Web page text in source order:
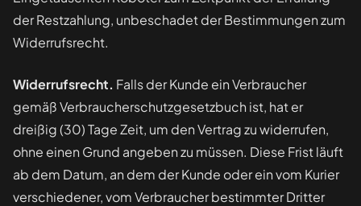
der Restzahlung, unbeschadet der Bestimmungen zum
Widerrufsrecht.
Widerrufsrecht. Falls der Kunde ein Verbraucher
gemäß Verbraucherschutzgesetzbuch ist, hat er
dreißig (30) Tage Zeit, um den Vertrag zu widerrufen,
ohne einen Grund angeben zu müssen. Diese Frist läuft
ab dem Datum, an dem der Kunde oder ein vom Kurier
verschiedener, vom Verbraucher bestimmter Dritter